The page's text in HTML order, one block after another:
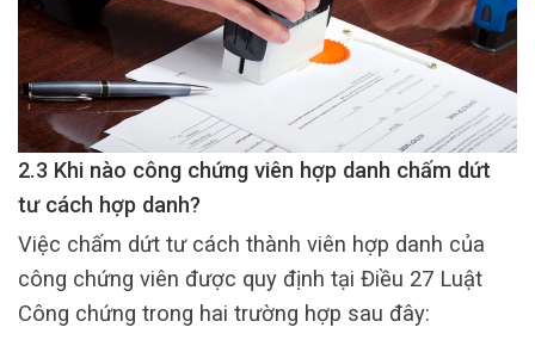
2.3 Khi nào công chứng viên hợp danh chấm dứt
tư cách hợp danh?
Việc chấm dứt tư cách thành viên hợp danh của
công chứng viên được quy định tại Điều 27 Luật
Công chứng trong hai trường hợp sau đây: